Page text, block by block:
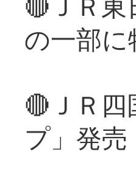
の一部に
🔴ＪＲ
プ」発売